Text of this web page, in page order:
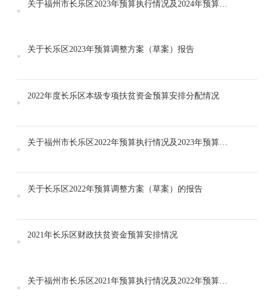
关于长乐区2023年预算调整方案（草案）报告
2022年度长乐区本级专项扶贫资金预算安排分配情况
关于长乐区2022年预算调整方案（草案）的报告
2021年长乐区财政扶贫资金预算安排情况
关于福州市长乐区2021年预算执行情况及2022年预算草案的报告